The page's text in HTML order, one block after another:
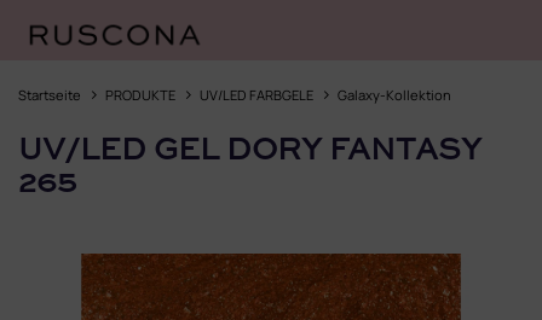
InhaltStartseite PRODUKTE UV/LED FARBGELE Galaxy-Kollektion
UV/LED GEL DORY FANTASY
265